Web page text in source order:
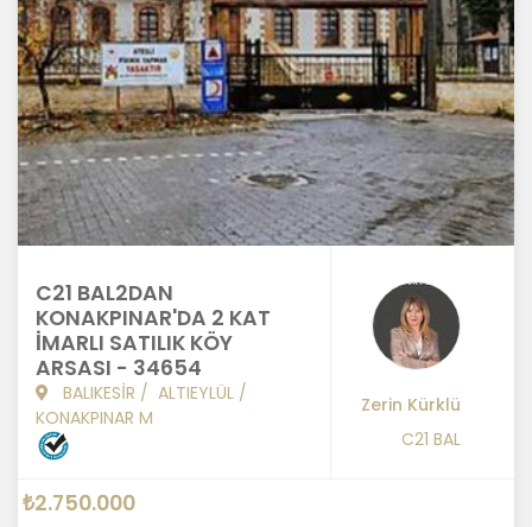
C21 BAL2DAN
KONAKPINAR'DA 2 KAT
İMARLI SATILIK KÖY
ARSASI - 34654
BALIKESİR / ALTIEYLÜL /
KONAKPINAR M
Zerin Kürklü
C21 BAL
₺2.750.000